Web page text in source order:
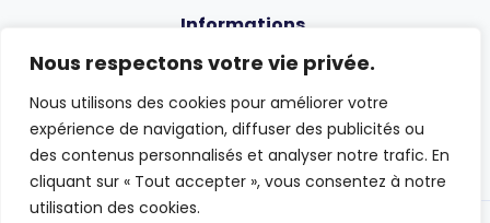
Nous respectons votre vie privée.
Nous utilisons des cookies pour améliorer votre
expérience de navigation, diffuser des publicités ou
des contenus personnalisés et analyser notre trafic. En
cliquant sur « Tout accepter », vous consentez à notre
utilisation des cookies.
Informations
Politique de confidentialité
Conditions générales